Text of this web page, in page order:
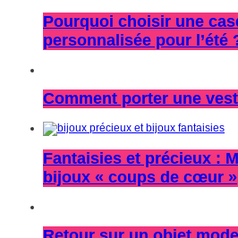
Pourquoi choisir une
personnalisée pour l’été
Comment porter une
Fantaisies et précieux :
bijoux « coups de cœur »